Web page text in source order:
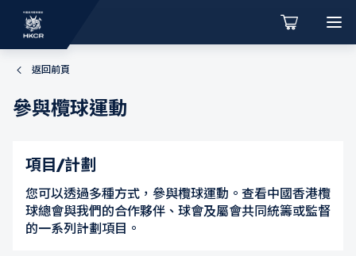
返回前頁
參與欖球運動
項目/計劃
您可以透過多種方式，參與欖球運動。查看中國香港欖
球總會與我們的合作夥伴、球會及屬會共同統籌或監督
的一系列計劃項目。